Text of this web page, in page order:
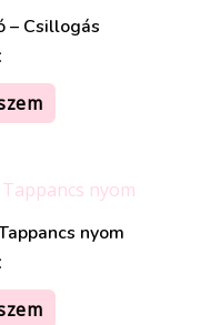
– Csillogás
nyom